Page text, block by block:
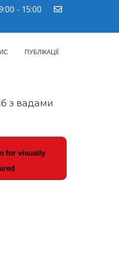
- 15:00
ПУБЛІКАЦІЇ
з вадами
for visually